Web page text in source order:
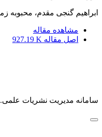
ابراهیم گنجی مقدم، محبوبه
مشاهده مقاله
اصل مقاله 927.19 K
سامانه مدیریت نشریات علمی.